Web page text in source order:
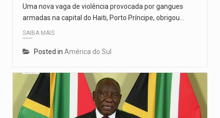
Uma nova vaga de violência provocada por gangues
armadas na capital do Haiti, Porto Príncipe, obrigou…
SAIBA MAIS
Posted in América do Sul